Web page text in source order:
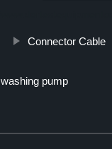
Connector Cable
washing pump